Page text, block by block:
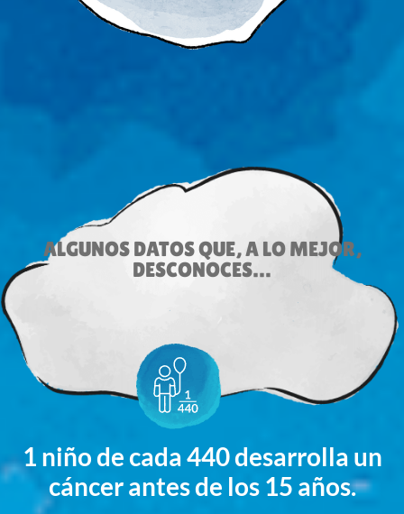
ALGUNOS DATOS QUE, A LO MEJOR,
DESCONOCES…
1 niño de cada 440 desarrolla un
cáncer antes de los 15 años.